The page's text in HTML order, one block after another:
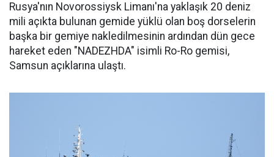
Rusya'nın Novorossiysk Limanı'na yaklaşık 20 deniz
mili açıkta bulunan gemide yüklü olan boş dorselerin
başka bir gemiye nakledilmesinin ardından dün gece
hareket eden "NADEZHDA" isimli Ro-Ro gemisi,
Samsun açıklarına ulaştı.